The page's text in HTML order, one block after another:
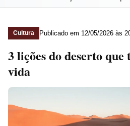
Cultura Publicado em 12/05/2026 às
3 lições do deserto
vida